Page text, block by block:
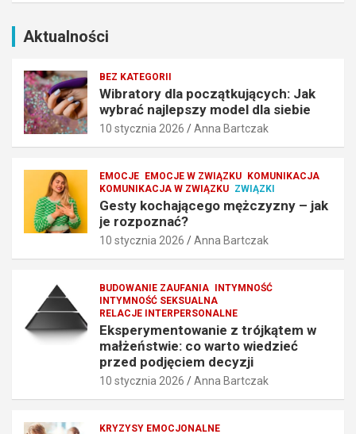
Aktualności
BEZ KATEGORII
Wibratory dla początkujących: Jak
wybrać najlepszy model dla siebie
10 stycznia 2026 Anna Bartczak
EMOCJE EMOCJE W ZWIĄZKU KOMUNIKACJA
KOMUNIKACJA W ZWIĄZKU ZWIĄZKI
Gesty kochającego mężczyzny – jak
je rozpoznać?
10 stycznia 2026 Anna Bartczak
BUDOWANIE ZAUFANIA INTYMNOŚĆ
INTYMNOŚĆ SEKSUALNA
RELACJE INTERPERSONALNE
Eksperymentowanie z trójkątem w
małżeństwie: co warto wiedzieć
przed podjęciem decyzji
10 stycznia 2026 Anna Bartczak
KRYZYSY EMOCJONALNE
r
ć
n
a
l
o
d
b
o
ę
ż
c
z
y
k
o
a